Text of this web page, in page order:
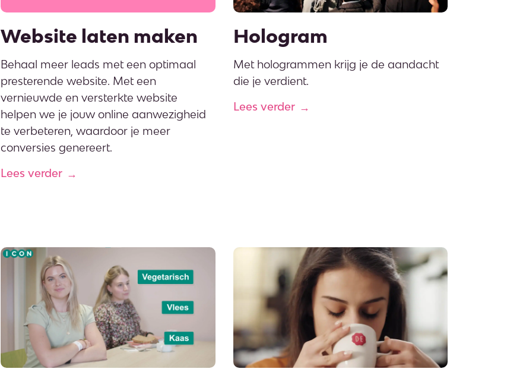
Website laten maken
Behaal meer leads met een optimaal
presterende website. Met een
vernieuwde en versterkte website
helpen we je jouw online aanwezigheid
te verbeteren, waardoor je meer
conversies genereert.
Lees verder
Hologram
Met hologrammen krijg je de aandacht
die je verdient.
Lees verder